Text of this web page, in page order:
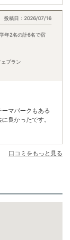
投稿日： 2026/07/16
年2名の計6名で宿
プラン
マパークもある
良かったです。
口コミをもっと見る